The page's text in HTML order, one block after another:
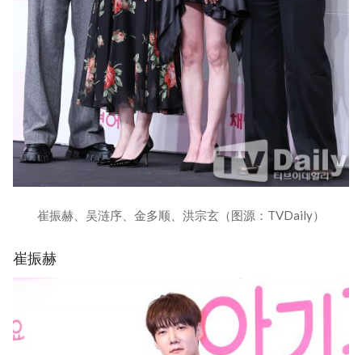
崔振赫、吴涟序、金多顺、洪宗玄（图源：TVDaily）
崔振赫